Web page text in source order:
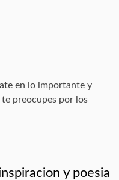
en lo importante y
preocupes por los
y poesia